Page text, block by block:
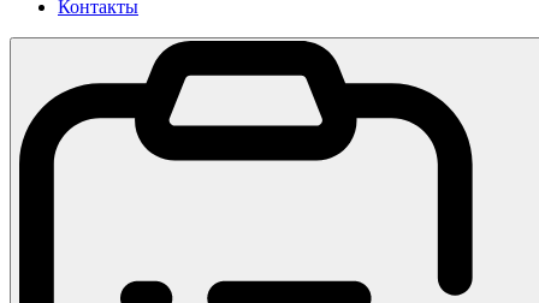
Контакты